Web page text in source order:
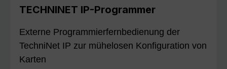
TECHNINET IP-Programmer
Externe Programmierfernbedienung der
TechniNet IP zur mühelosen Konfiguration von
Karten